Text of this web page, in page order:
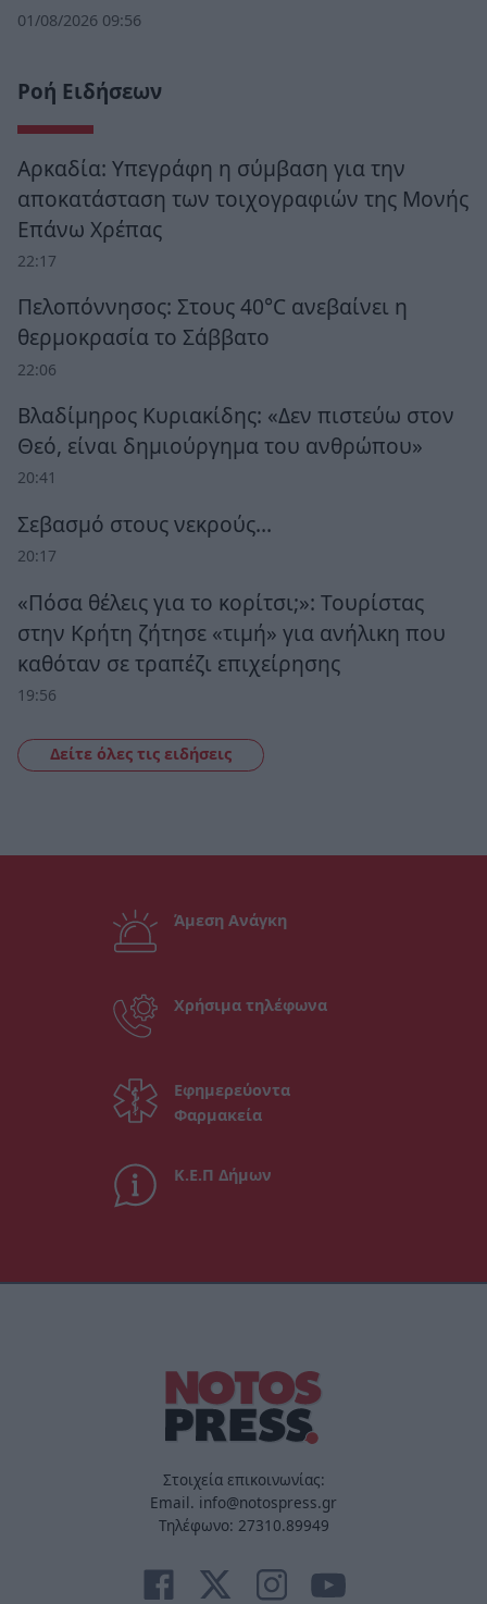
01/08/2026 09:56
Ροή Ειδήσεων
Αρκαδία: Υπεγράφη η σύμβαση για την
αποκατάσταση των τοιχογραφιών της Μονής
Επάνω Χρέπας
22:17
Πελοπόννησος: Στους 40°C ανεβαίνει η
θερμοκρασία το Σάββατο
22:06
Βλαδίμηρος Κυριακίδης: «Δεν πιστεύω στον
Θεό, είναι δημιούργημα του ανθρώπου»
20:41
Σεβασμό στους νεκρούς…
20:17
«Πόσα θέλεις για το κορίτσι;»: Τουρίστας
στην Κρήτη ζήτησε «τιμή» για ανήλικη που
καθόταν σε τραπέζι επιχείρησης
19:56
Δείτε όλες τις ειδήσεις
Άμεση Ανάγκη
Χρήσιμα τηλέφωνα
Εφημερεύοντα
Φαρμακεία
Κ.Ε.Π Δήμων
Στοιχεία επικοινωνίας:
Email. info@notospress.gr
Τηλέφωνο: 27310.89949